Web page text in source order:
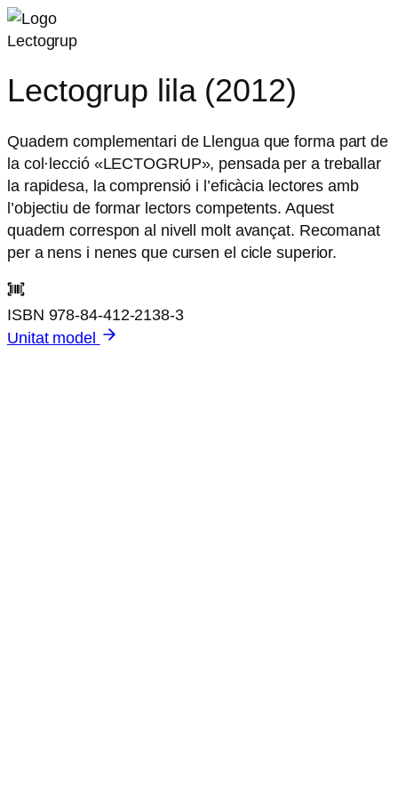
Lectogrup
Lectogrup lila (2012)
Quadern complementari de Llengua que forma part de
la col·lecció «LECTOGRUP», pensada per a treballar
la rapidesa, la comprensió i l’eficàcia lectores amb
l’objectiu de formar lectors competents. Aquest
quadern correspon al nivell molt avançat. Recomanat
per a nens i nenes que cursen el cicle superior.
ISBN 978-84-412-2138-3
Unitat model